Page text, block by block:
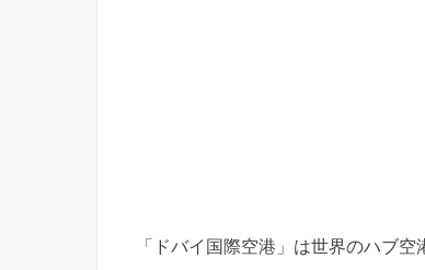
「ドバイ国際空港」は世界のハブ